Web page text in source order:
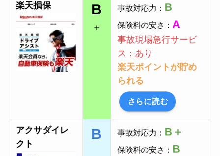
楽天損保 B
＋
事故対応力： B
保険料の安さ： A
事故現場急行サービ
ス：あり
楽天ポイントが貯め
られる
さらに読む
アクサダイレ
クト
B 事故対応力： B＋
保険料の安さ： B